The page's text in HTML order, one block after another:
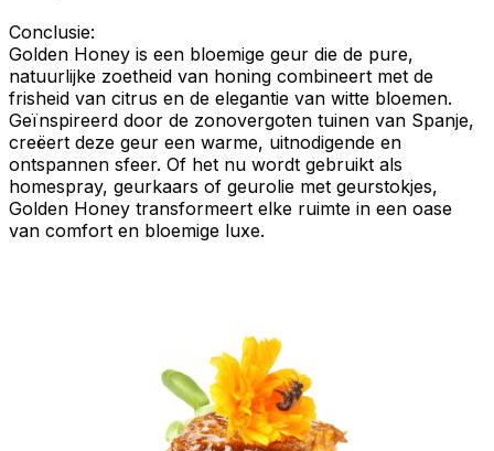
Conclusie:
Golden Honey is een bloemige geur die de pure,
natuurlijke zoetheid van honing combineert met de
frisheid van citrus en de elegantie van witte bloemen.
Geïnspireerd door de zonovergoten tuinen van Spanje,
creëert deze geur een warme, uitnodigende en
ontspannen sfeer. Of het nu wordt gebruikt als
homespray, geurkaars of geurolie met geurstokjes,
Golden Honey transformeert elke ruimte in een oase
van comfort en bloemige luxe.